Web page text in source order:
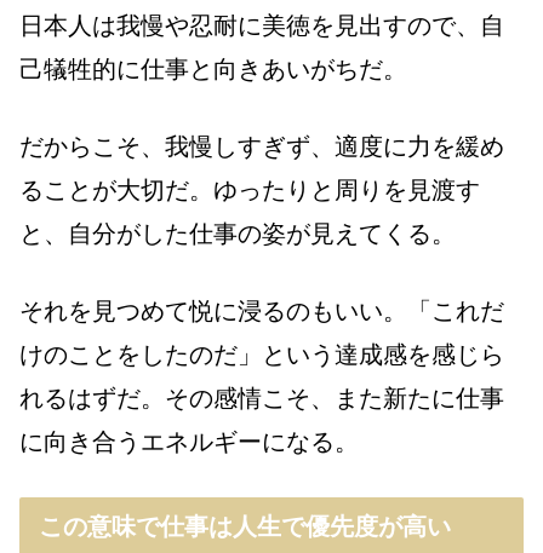
日本人は我慢や忍耐に美徳を見出すので、自
己犠牲的に仕事と向きあいがちだ。
だからこそ、我慢しすぎず、適度に力を緩め
ることが大切だ。ゆったりと周りを見渡す
と、自分がした仕事の姿が見えてくる。
それを見つめて悦に浸るのもいい。「これだ
けのことをしたのだ」という達成感を感じら
れるはずだ。その感情こそ、また新たに仕事
に向き合うエネルギーになる。
この意味で仕事は人生で優先度が高い